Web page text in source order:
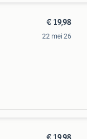
€ 19,98
22 mei 26